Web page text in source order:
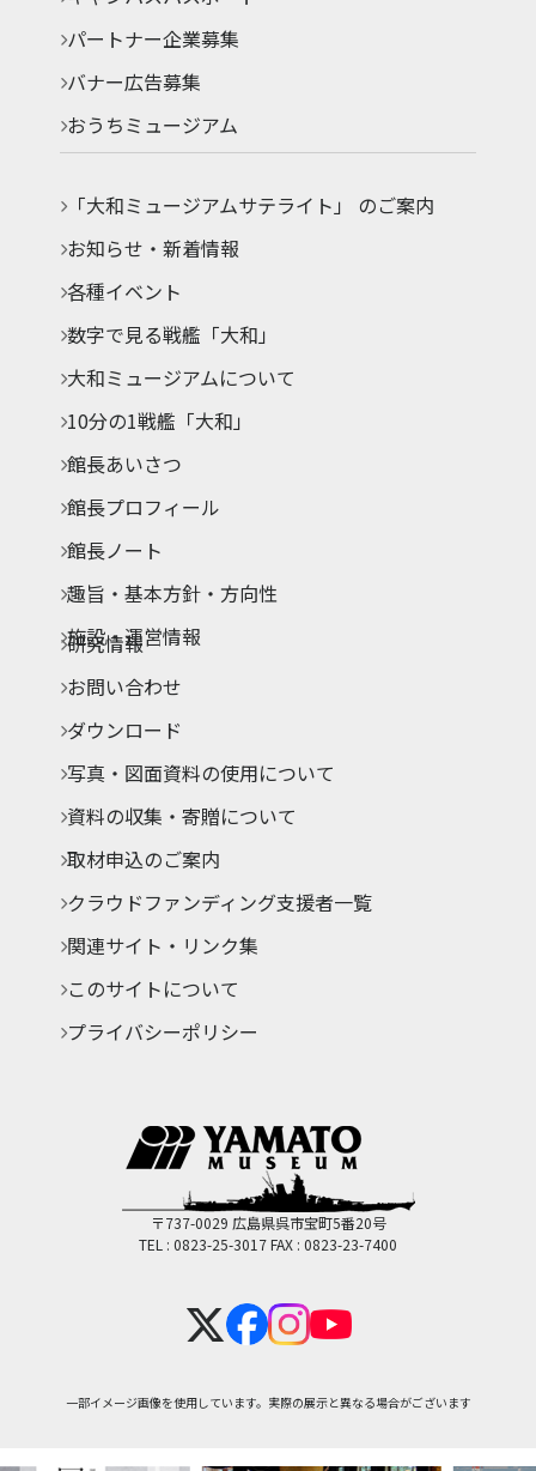
パートナー企業募集
バナー広告募集
おうちミュージアム
「大和ミュージアムサテライト」 のご案内
お知らせ・新着情報
各種イベント
数字で見る戦艦「大和」
大和ミュージアムについて
10分の1戦艦「大和」
館長あいさつ
館長プロフィール
館長ノート
趣旨・基本方針・方向性
施設・運営情報
研究情報
お問い合わせ
ダウンロード
写真・図面資料の使用について
資料の収集・寄贈について
取材申込のご案内
クラウドファンディング支援者一覧
関連サイト・リンク集
このサイトについて
プライバシーポリシー
〒737-0029 広島県呉市宝町5番20号
TEL : 0823-25-3017FAX : 0823-23-7400
一部イメージ画像を使用しています。実際の展示と異なる場合がございます